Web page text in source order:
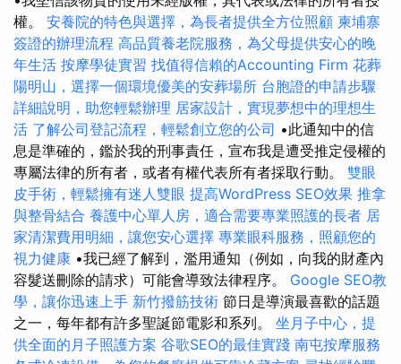
權。 安養院的特色與選擇，為長者提供全方位照顧 柬埔寨
簽證的辦理流程 高品質養老院服務，為父母提供安心的晚
年生活 按摩學徒實習 找值得信賴的Accounting Firm 花葬
陽明山，選擇一個環境優美的安葬場所 台胞證的申請步驟
詳細說明，助您輕鬆辦理 居家設計，實現夢想中的理想生
活 了解公司登記流程，輕鬆創立您的公司 •此通知中的信
息是準確的，鑑於我的刑事責任，宣布我是遭受推定侵權的
專屬法律的所有者，或者有權代表所有者採取行動。 雙眼
皮手術，輕鬆擁有迷人雙眼 提高WordPress SEO效果 推拿
與整骨結合 養護中心單人房，適合需要專業照護的長者 居
家清潔費用明細，讓您安心選擇 專業眼科服務，照顧您的
視力健康 •我已經了解到，濫用通知（例如，向我的財產內
容髮送刪除的請求）可能會導致法律程序。 Google SEO教
學，讓你迅速上手 新竹撥筋技術 節日是導演最喜歡的話題
之一，每年都有許多聖誕節電影和系列。 坐月子中心，提
供全面的月子照護方案 谷歌SEO的最佳實踐 南屯按摩服務